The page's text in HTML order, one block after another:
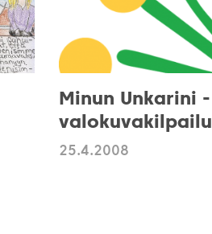
Minun Unkarini -
valokuvakilpailu
25.4.2008